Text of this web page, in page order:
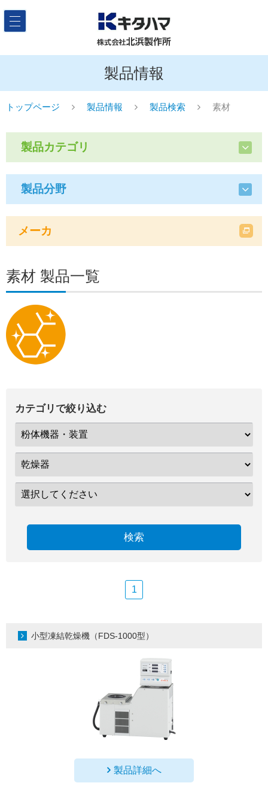
製品情報
トップページ 製品情報 製品検索 素材
製品カテゴリ
製品分野
メーカ
素材 製品一覧
カテゴリで絞り込む
検索
1
小型凍結乾燥機（FDS-1000型）
製品詳細へ